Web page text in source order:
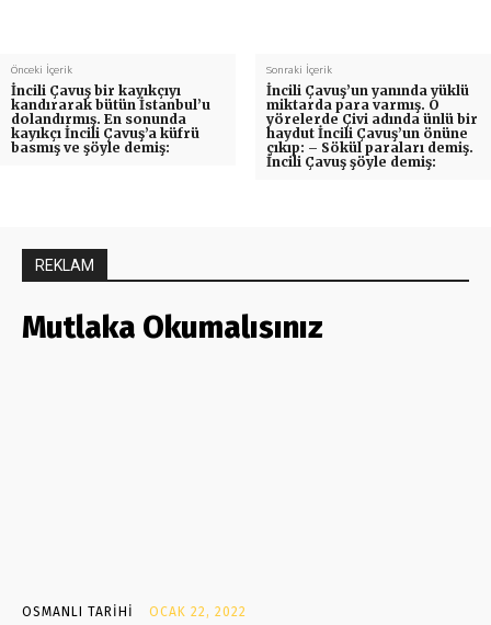
Önceki İçerik
İncili Çavuş bir kayıkçıyı
kandırarak bütün İstanbul’u
dolandırmış. En sonunda
kayıkçı İncili Çavuş’a küfrü
basmış ve şöyle demiş:
Sonraki İçerik
İncili Çavuş’un yanında yüklü
miktarda para varmış. O
yörelerde Çivi adında ünlü bir
haydut İncili Çavuş’un önüne
çıkıp: – Sökül paraları demiş.
İncili Çavuş şöyle demiş:
REKLAM
Mutlaka Okumalısınız
OSMANLI TARIHI OCAK 22, 2022